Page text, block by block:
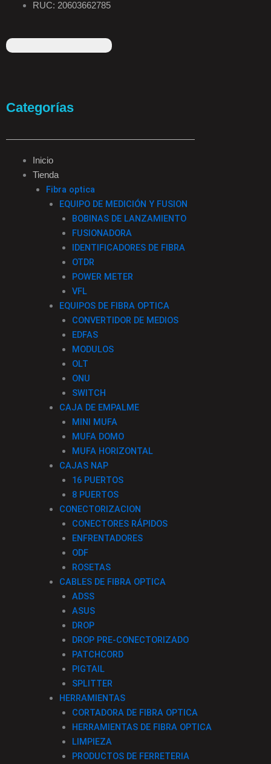
RUC: 20603662785
a
e
b
n
a
g
r
a
m
o
k
e
d
i
n
Categorías
Inicio
Tienda
Fibra optica
EQUIPO DE MEDICIÓN Y FUSION
BOBINAS DE LANZAMIENTO
FUSIONADORA
IDENTIFICADORES DE FIBRA
OTDR
POWER METER
VFL
EQUIPOS DE FIBRA OPTICA
CONVERTIDOR DE MEDIOS
EDFAS
MODULOS
OLT
ONU
SWITCH
CAJA DE EMPALME
MINI MUFA
MUFA DOMO
MUFA HORIZONTAL
CAJAS NAP
16 PUERTOS
8 PUERTOS
CONECTORIZACION
CONECTORES RÁPIDOS
ENFRENTADORES
ODF
ROSETAS
CABLES DE FIBRA OPTICA
ADSS
ASUS
DROP
DROP PRE-CONECTORIZADO
PATCHCORD
PIGTAIL
SPLITTER
HERRAMIENTAS
CORTADORA DE FIBRA OPTICA
HERRAMIENTAS DE FIBRA OPTICA
LIMPIEZA
PRODUCTOS DE FERRETERIA